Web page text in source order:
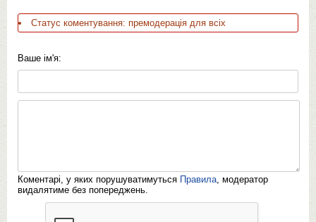
Статус коментування: премодерація для всіх
Ваше ім'я:
Коментарі, у яких порушуватимуться Правила , модератор
видалятиме без попереджень.